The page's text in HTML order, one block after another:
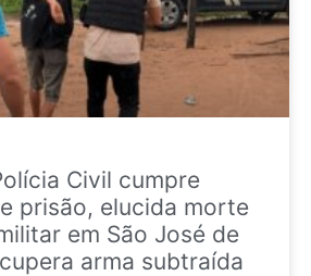
Civil cumpre
prisão, elucida morte
em São José de
arma subtraída